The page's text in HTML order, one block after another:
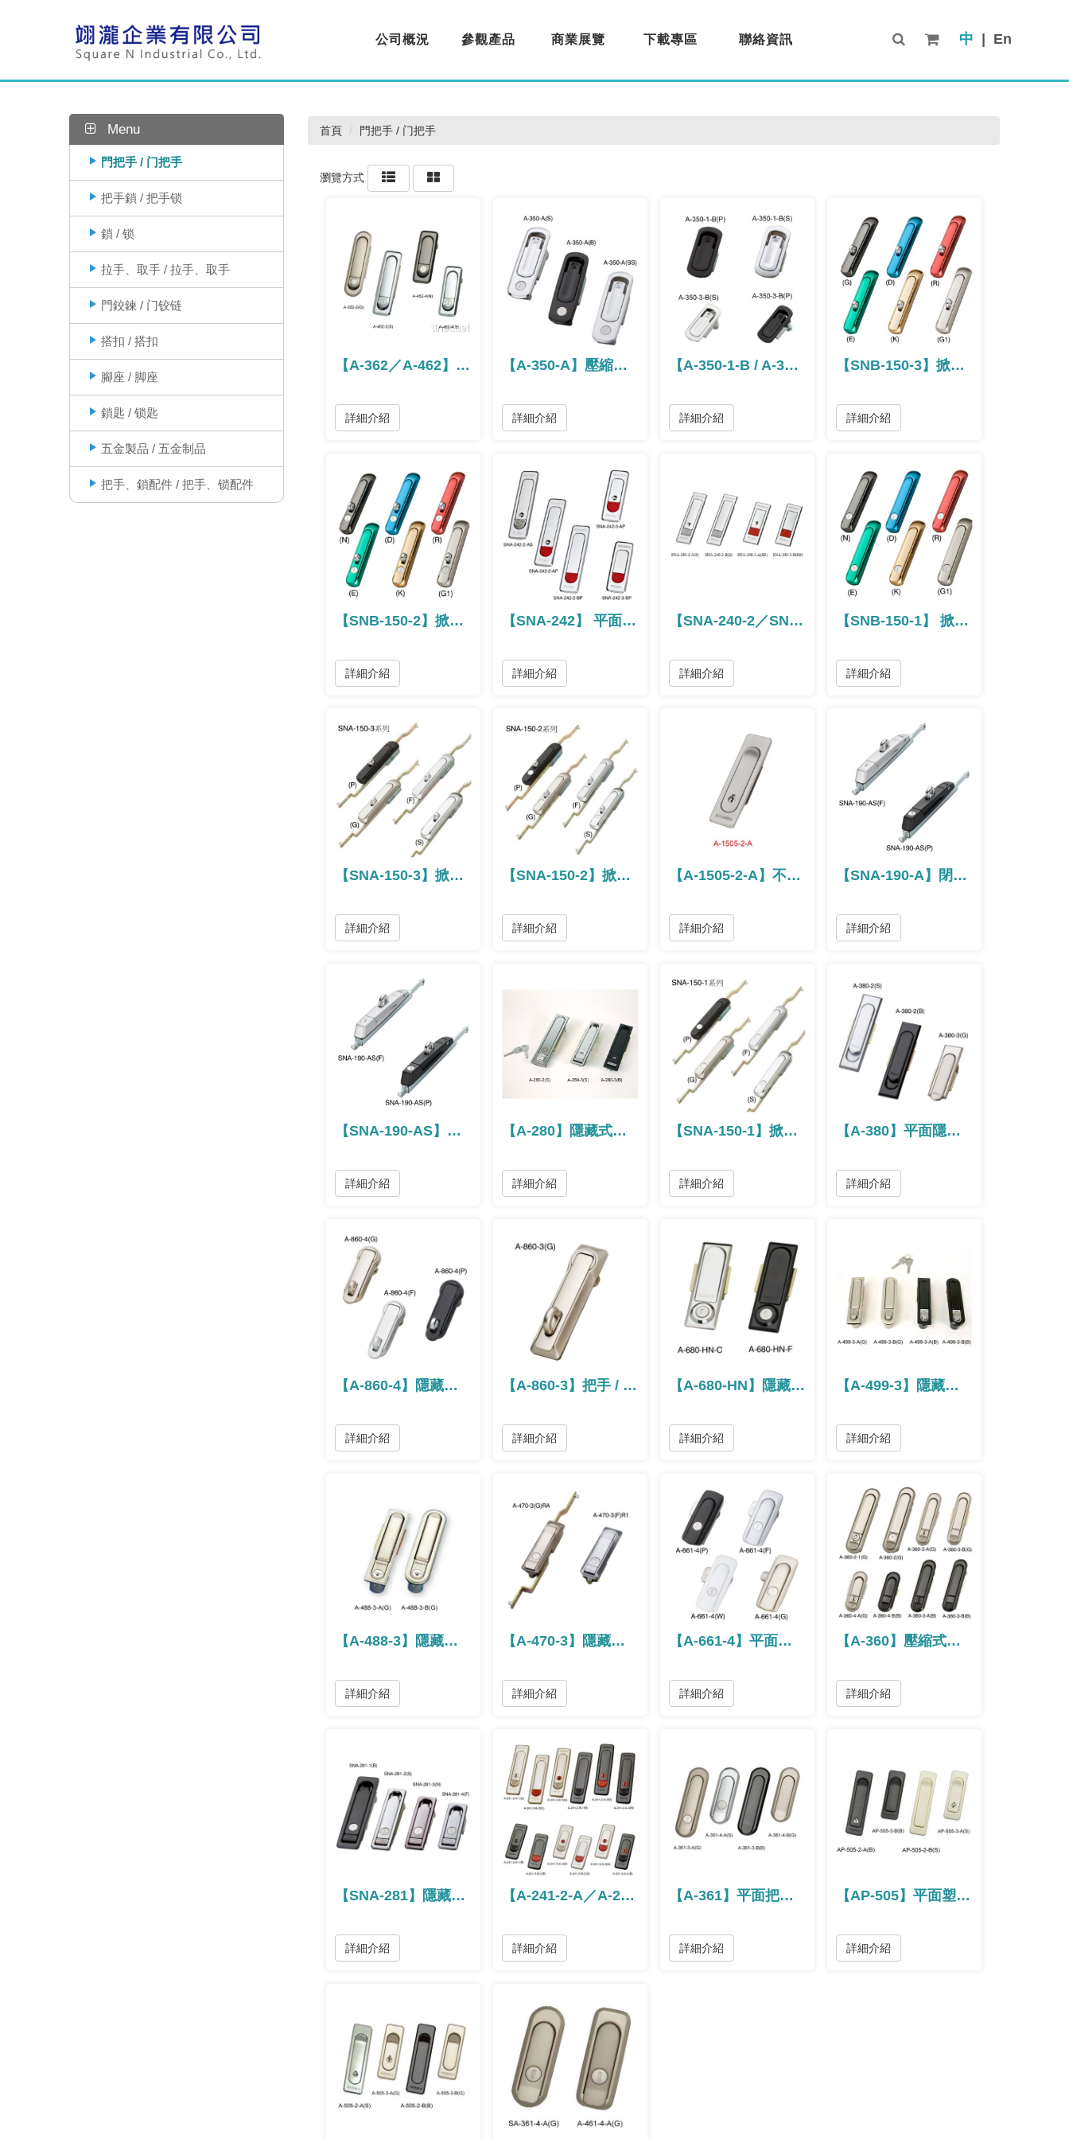
中 En
公司概況 參觀產品 商業展覽 下載專區 聯絡資訊
首頁 門把手 / 门把手
瀏覽方式
【A-362／A-462】防水型隱藏式門把手 / 防水型隐藏式门把手
詳細介紹
【A-350-A】壓縮式把手 / 压缩式把手
詳細介紹
【A-350-1-B / A-350-3-B】壓縮式把手 / 压缩式把手
詳細介紹
【SNB-150-3】掀蓋旋轉把手
詳細介紹
【SNB-150-2】掀蓋旋轉把手
詳細介紹
【SNA-242】 平面跳脫把手
詳細介紹
【SNA-240-2／SNA-240-3】噴沙平面把手 / 喷沙平面把手
詳細介紹
【SNB-150-1】 掀蓋旋轉把手
詳細介紹
【SNA-150-3】掀蓋旋轉把手
詳細介紹
【SNA-150-2】掀蓋旋轉把手
詳細介紹
【A-1505-2-A】不銹鋼平面隱藏式把手
詳細介紹
【SNA-190-A】閉合把手
詳細介紹
【SNA-190-AS】閉合把手
詳細介紹
【A-280】隱藏式把手 / 隐藏式把手
詳細介紹
【SNA-150-1】掀蓋旋轉把手
詳細介紹
【A-380】平面隱藏式把手
詳細介紹
【A-860-4】隱藏式把手(附掛鎖孔)
詳細介紹
【A-860-3】把手 / 把手
詳細介紹
【A-680-HN】隱藏式把手 / 隐藏式把手
詳細介紹
【A-499-3】隱藏式把手 / 隐藏式把手
詳細介紹
【A-488-3】隱藏式把手 / 隐藏式把手
詳細介紹
【A-470-3】隱藏式把手 / 隐藏式把手
詳細介紹
【A-661-4】平面防水型隱藏式把手
詳細介紹
【A-360】壓縮式把手 / 压缩式把手
詳細介紹
【SNA-281】隱藏式把手 / 隐藏式把手
詳細介紹
【A-241-2-A／A-241-2-B】平面把手 / 平面把手
詳細介紹
【A-361】平面把手 / 平面把手
詳細介紹
【AP-505】平面塑膠把手 / 平面塑胶把手
詳細介紹
Menu
門把手 / 门把手
把手鎖 / 把手锁
鎖 / 锁
拉手、取手 / 拉手、取手
門鉸鍊 / 门铰链
搭扣 / 搭扣
腳座 / 脚座
鎖匙 / 锁匙
五金製品 / 五金制品
把手、鎖配件 / 把手、锁配件